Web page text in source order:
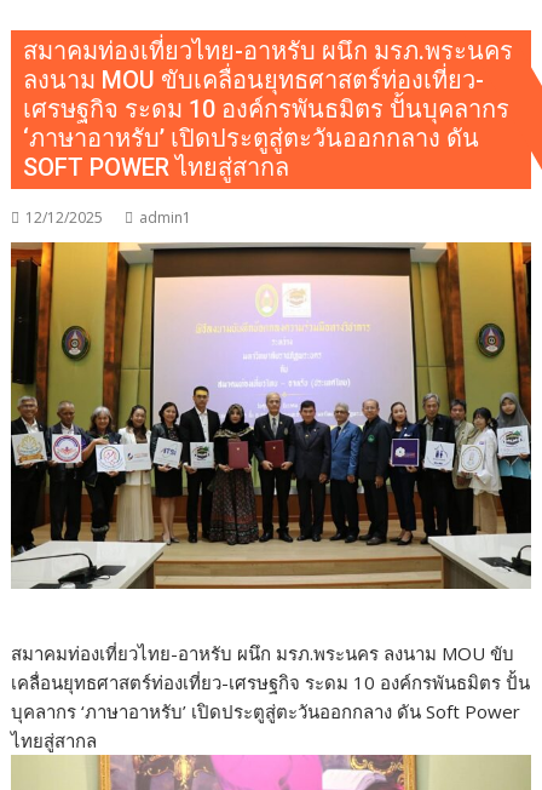
สมาคมท่องเที่ยวไทย-อาหรับ ผนึก มรภ.พระนคร
ลงนาม MOU ขับเคลื่อนยุทธศาสตร์ท่องเที่ยว-
เศรษฐกิจ ระดม 10 องค์กรพันธมิตร ปั้นบุคลากร
‘ภาษาอาหรับ’ เปิดประตูสู่ตะวันออกกลาง ดัน
SOFT POWER ไทยสู่สากล
12/12/2025 admin1
สมาคมท่องเที่ยวไทย-อาหรับ ผนึก มรภ.พระนคร ลงนาม MOU ขับ
เคลื่อนยุทธศาสตร์ท่องเที่ยว-เศรษฐกิจ ระดม 10 องค์กรพันธมิตร ปั้น
บุคลากร ‘ภาษาอาหรับ’ เปิดประตูสู่ตะวันออกกลาง ดัน Soft Power
ไทยสู่สากล